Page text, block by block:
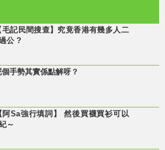
毛記民間搜查】究竟香港有幾多人二
公 ?
個手勢其實係點解呀？
阿Sa強行填詞】 然後買襪買衫可以
～